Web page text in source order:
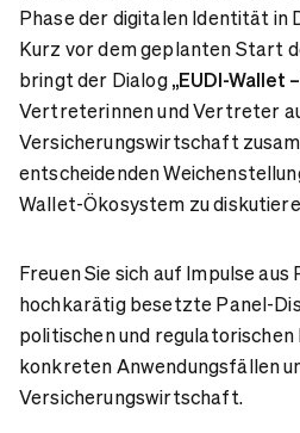
Phase der digitalen Identität in
Kurz vor dem geplanten Start
bringt der Dialog„EUDI-Wallet
Vertreterinnen und Vertreter
Versicherungswirtschaft
entscheidenden
Wallet-Ökosystem zu
Freuen Sie sich auf Impulse
hochkarätig besetzte Panel-
politischen und regulatorischen
konkreten Anwendungsfällen
Versicherungswirtschaft.